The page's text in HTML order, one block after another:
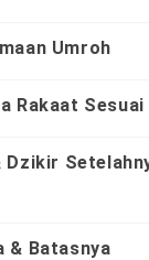
Umroh
Rakaat Sesuai
Dzikir
& Batasnya